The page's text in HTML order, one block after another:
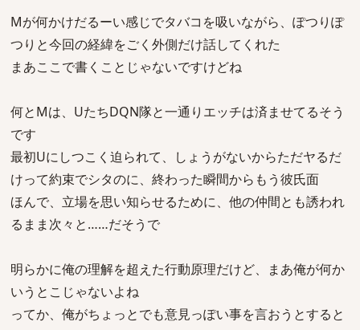
Mが何かけだるーい感じでタバコを吸いながら、ぽつりぽ
つりと今回の経緯をごく外側だけ話してくれた
まあここで書くことじゃないですけどね
何とMは、UたちDQN隊と一通りエッチは済ませてるそう
です
最初Uにしつこく迫られて、しょうがないからただヤるだ
けって約束でシタのに、終わった瞬間からもう彼氏面
ほんで、立場を思い知らせるために、他の仲間とも誘われ
るまま次々と……だそうで
明らかに俺の理解を超えた行動原理だけど、まあ俺が何か
いうとこじゃないよね
ってか、俺がちょっとでも意見っぽい事を言おうとすると